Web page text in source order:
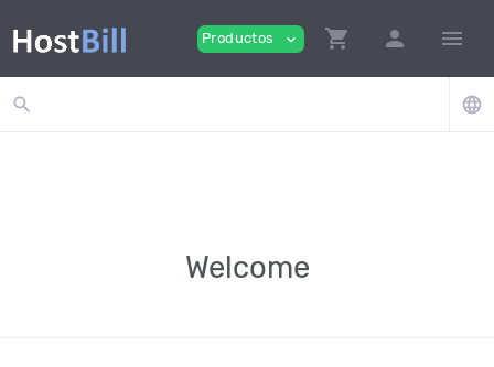
Productos expand_more shopping_cart person menu
search language
Welcome